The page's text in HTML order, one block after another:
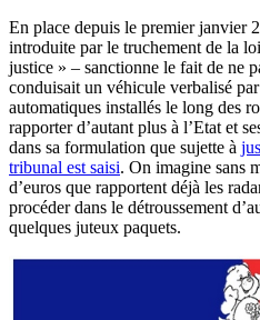
En place depuis le premier janvier
introduite par le truchement de la
justice » – sanctionne le fait de ne
conduisait un véhicule verbalisé
automatiques installés le long des
rapporter d’autant plus à l’Etat et
dans sa formulation que sujette à
tribunal est saisi. On imagine sans
d’euros que rapportent déjà les
procéder dans le détroussement
quelques juteux paquets.